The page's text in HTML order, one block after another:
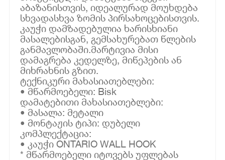
აბაზანისთვის, იდეალურად მოუხდება
სხვადასხვა ზომის პირსახოცებისთვის.
კაუჭი დამზადებულია ხარისხიანი
მასალებისგან, გემსახურებათ წლების
განმავლობაში.მარტივია მისი
დამაგრება კედელზე, მიწეპების ან
მიხრახნის გზით.
ტექნიკური მახასიათებლები:
• მწარმოებელი: Bisk
დამატებითი მახასიათებლები:
• მასალა: მეტალი
• მონტაჟის ტიპი: დუბელი
კომპლექტაცია:
• კაუჭი ONTARIO WALL HOOK
* მწარმოებელი იტოვებს უფლებას